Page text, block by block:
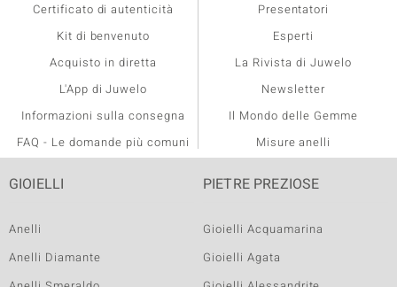
Certificato di autenticità
Kit di benvenuto
Acquisto in diretta
L'App di Juwelo
Informazioni sulla consegna
FAQ - Le domande più comuni
Presentatori
Esperti
La Rivista di Juwelo
Newsletter
Il Mondo delle Gemme
Misure anelli
GIOIELLI
Anelli
Anelli Diamante
PIETRE PREZIOSE
Gioielli Acquamarina
Gioielli Agata